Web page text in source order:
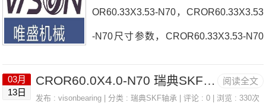
OR60.33X3.53-N70，CROR60.33X3.53
-N70尺寸参数，CROR60.33X3.53-N70
N70，请与客服人员咨询CROR60.33X3.
阅读全文
03月
13日
CROR60.0X4.0-N70 瑞典SKF轴承 FC20
发布 :visonbearing | 分类 :瑞典SKF轴承 | 评论 : 0 | 浏览 : 330次